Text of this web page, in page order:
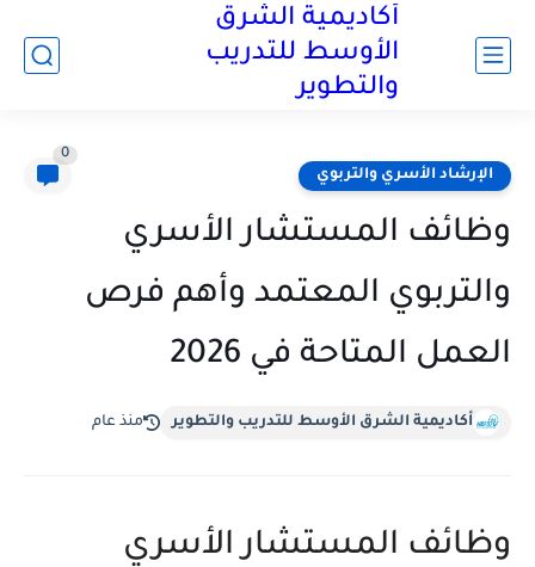
أكاديمية الشرق
الأوسط للتدريب
والتطوير
الإرشاد الأسري والتربوي
0
وظائف المستشار الأسري
والتربوي المعتمد وأهم فرص
العمل المتاحة في 2026
أكاديمية الشرق الأوسط للتدريب والتطوير منذ عام
وظائف المستشار الأسري